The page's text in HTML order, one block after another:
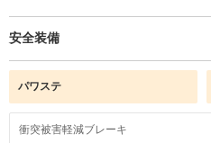
安全装備
パワステ
衝突被害軽減ブレーキ